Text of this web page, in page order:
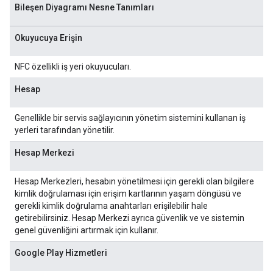
Bileşen Diyagramı Nesne Tanımları
Okuyucuya Erişin
NFC özellikli iş yeri okuyucuları.
Hesap
Genellikle bir servis sağlayıcının yönetim sistemini kullanan iş
yerleri tarafından yönetilir.
Hesap Merkezi
Hesap Merkezleri, hesabın yönetilmesi için gerekli olan bilgilere
kimlik doğrulaması için erişim kartlarının yaşam döngüsü ve
gerekli kimlik doğrulama anahtarları erişilebilir hale
getirebilirsiniz. Hesap Merkezi ayrıca güvenlik ve ve sistemin
genel güvenliğini artırmak için kullanır.
Google Play Hizmetleri